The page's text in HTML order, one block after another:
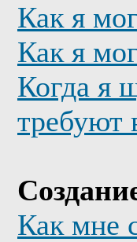
Как я
Как я
Когда я
требуют
Как мне